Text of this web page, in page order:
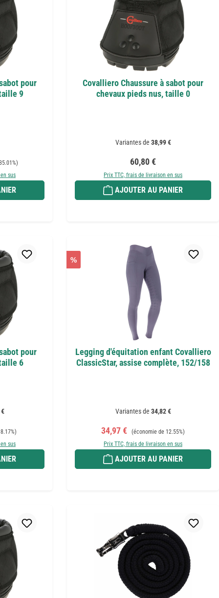
pour
9
sus
Covalliero Chaussure à sabot pour
chevaux pieds nus, taille 0
Variantes de 38,99 €
Prix régulier :
60,80 €
Prix TTC, frais de livraison en sus
AJOUTER AU PANIER
pour
6
sus
%
Legging d'équitation enfant Covalliero
ClassicStar, assise complète, 152/158
Variantes de 34,82 €
Prix de vente :
34,97 € Prix régulier :
(économie de 12.55%)
Prix TTC, frais de livraison en sus
AJOUTER AU PANIER